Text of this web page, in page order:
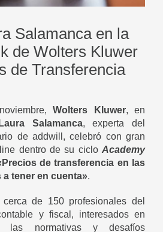
Salamanca en la
de Wolters Kluwer
de Transferencia
Wolters Kluwer, en
Laura Salamanca, experta del
de addwill, celebró con gran
dentro de su ciclo Academy
de transferencia en las
a tener en cuenta».
de 150 profesionales del
y fiscal, interesados en
las normativas y desafíos